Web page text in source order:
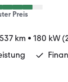
Preis
km • 180 kW